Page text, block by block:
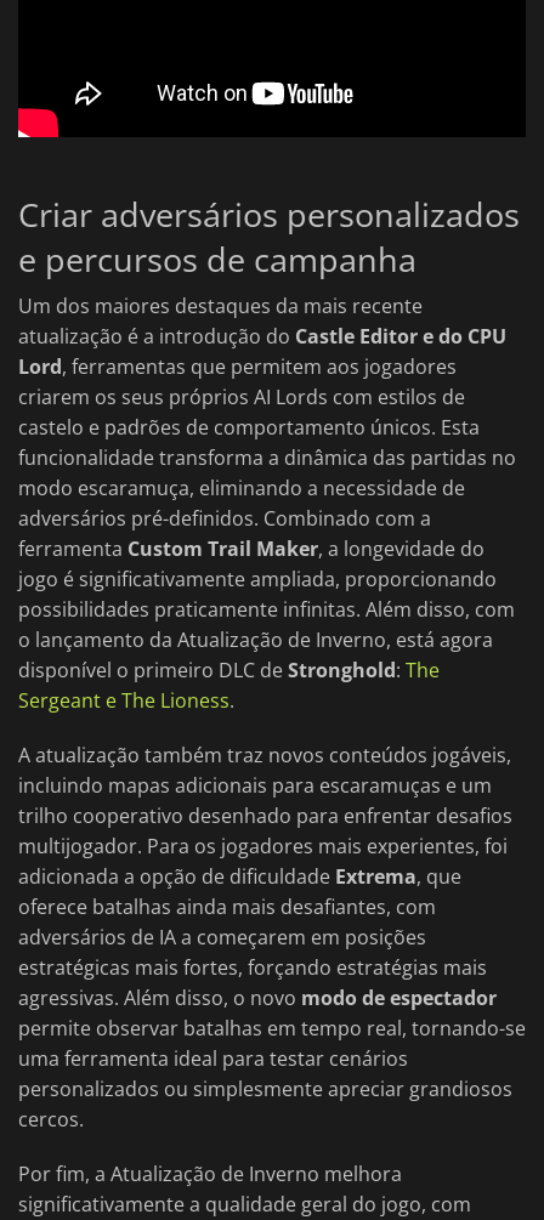
Criar adversários personalizados
e percursos de campanha
Um dos maiores destaques da mais recente
atualização é a introdução do Castle Editor e do CPU
Lord, ferramentas que permitem aos jogadores
criarem os seus próprios AI Lords com estilos de
castelo e padrões de comportamento únicos. Esta
funcionalidade transforma a dinâmica das partidas no
modo escaramuça, eliminando a necessidade de
adversários pré-definidos. Combinado com a
ferramenta Custom Trail Maker, a longevidade do
jogo é significativamente ampliada, proporcionando
possibilidades praticamente infinitas. Além disso, com
o lançamento da Atualização de Inverno, está agora
disponível o primeiro DLC deStronghold: The
Sergeant e The Lioness.
A atualização também traz novos conteúdos jogáveis,
incluindo mapas adicionais para escaramuças e um
trilho cooperativo desenhado para enfrentar desafios
multijogador. Para os jogadores mais experientes, foi
adicionada a opção de dificuldade Extrema, que
oferece batalhas ainda mais desafiantes, com
adversários de IA a começarem em posições
estratégicas mais fortes, forçando estratégias mais
agressivas. Além disso, o novo modo de espectador
permite observar batalhas em tempo real, tornando-se
uma ferramenta ideal para testar cenários
personalizados ou simplesmente apreciar grandiosos
cercos.
Por fim, a Atualização de Inverno melhora
significativamente a qualidade geral do jogo, com